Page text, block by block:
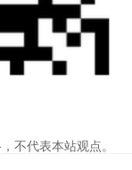
不代表本站观点。